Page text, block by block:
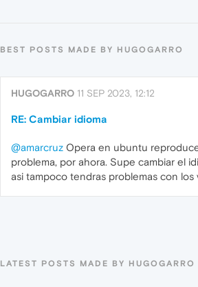
BEST POSTS MADE BY HUGOGARRO
HUGOGARRO 11 SEP 2023, 12:12
RE: Cambiar idioma
@amarcruz Opera en ubuntu
problema, por ahora. Supe cambiar el
asi tampoco tendras problemas con
LATEST POSTS MADE BY HUGOGARRO